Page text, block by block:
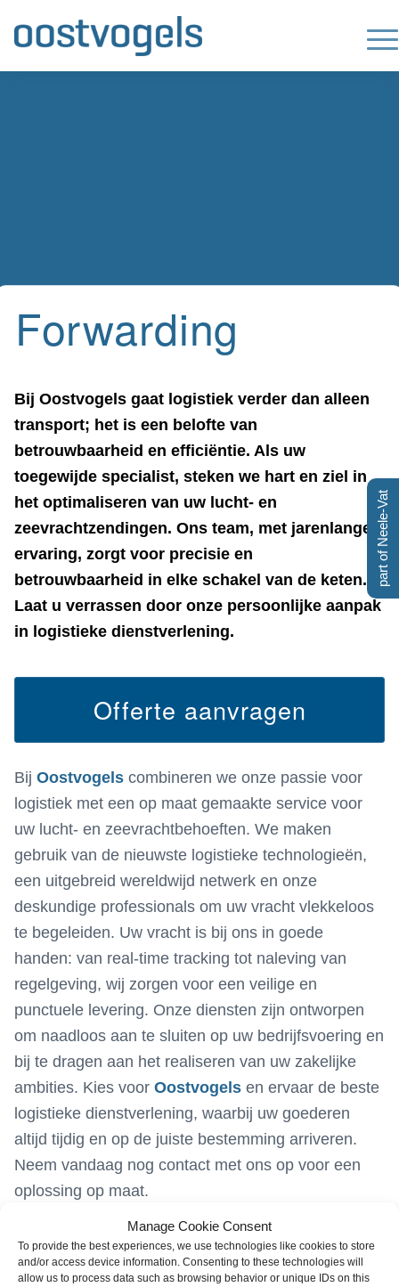
Manage Cookie Consent
To provide the best experiences, we use technologies like cookies to store
and/or access device information. Consenting to these technologies will
allow us to process data such as browsing behavior or unique IDs on this
Forwarding
Bij Oostvogels gaat logistiek verder dan alleen
transport; het is een belofte van
betrouwbaarheid en efficiëntie. Als uw
toegewijde specialist, steken we hart en ziel in
het optimaliseren van uw lucht- en
zeevrachtzendingen. Ons team, met jarenlange
ervaring, zorgt voor precisie en
betrouwbaarheid in elke schakel van de keten.
Laat u verrassen door onze persoonlijke aanpak
in logistieke dienstverlening.
Offerte aanvragen
Bij Oostvogels combineren we onze passie voor
logistiek met een op maat gemaakte service voor
uw lucht- en zeevrachtbehoeften. We maken
gebruik van de nieuwste logistieke technologieën,
een uitgebreid wereldwijd netwerk en onze
deskundige professionals om uw vracht vlekkeloos
te begeleiden. Uw vracht is bij ons in goede
handen: van real-time tracking tot naleving van
regelgeving, wij zorgen voor een veilige en
punctuele levering. Onze diensten zijn ontworpen
om naadloos aan te sluiten op uw bedrijfsvoering en
bij te dragen aan het realiseren van uw zakelijke
ambities. Kies voor Oostvogels en ervaar de beste
logistieke dienstverlening, waarbij uw goederen
altijd tijdig en op de juiste bestemming arriveren.
Neem vandaag nog contact met ons op voor een
oplossing op maat.
part of Neele-Vat